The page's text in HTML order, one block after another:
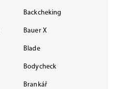
Backcheking
Bauer X
Blade
Bodycheck
Brankář